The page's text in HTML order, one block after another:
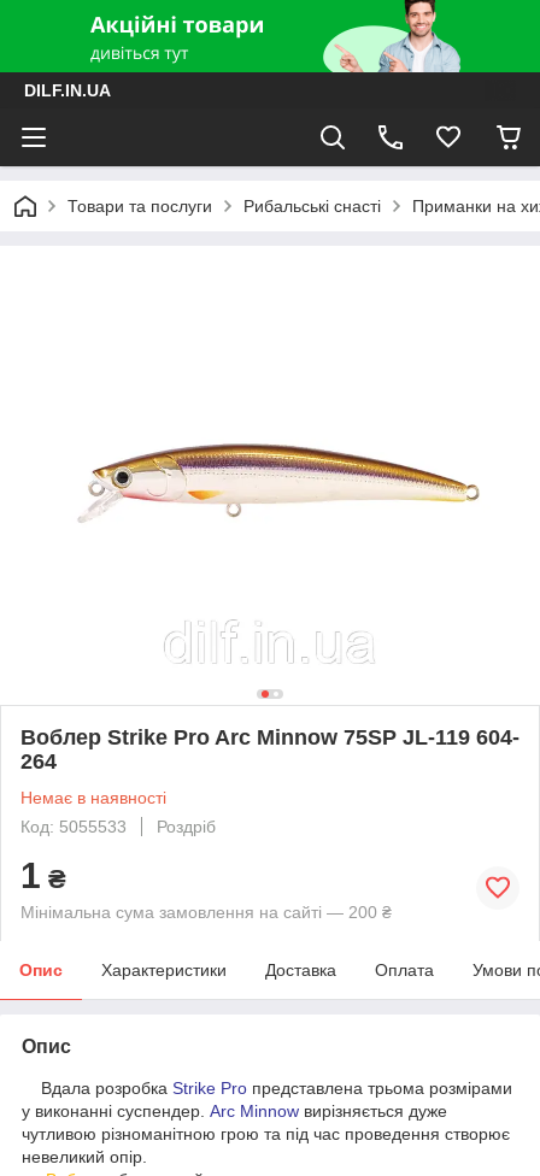
DILF.IN.UA
Товари та послуги Рибальські снасті Приманки на
Воблер Strike Pro Arc Minnow 75SP JL-119 604-
264
Немає в наявності
Код: 5055533
Роздріб
1 ₴
Мінімальна сума замовлення на сайті — 200 ₴
Опис Характеристики Доставка Оплата Умови
Опис
Вдала розробка Strike Pro представлена трьома розмірами
у виконанні суспендер. Arc Minnow вирізняється дуже
чутливою різноманітною грою та під час проведення створює
невеликий опір.